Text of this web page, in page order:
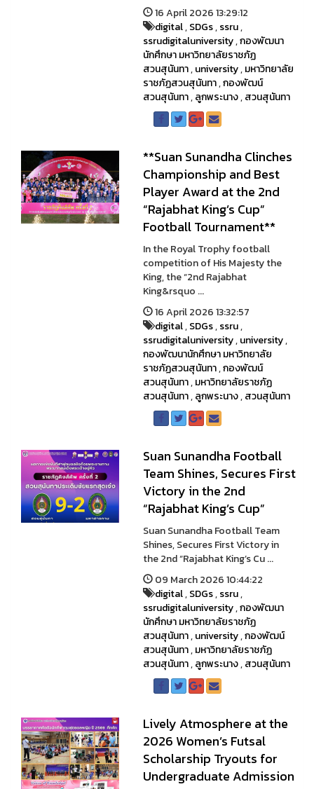
16 April 2026 13:29:12
digital,SDGs,ssru,
ssrudigitaluniversity,กองพัฒนา
นักศึกษา มหาวิทยาลัยราชภัฏ
สวนสุนันทา,university,มหาวิทยาลัย
ราชภัฏสวนสุนันทา,กองพัฒน์
สวนสุนันทา,ลูกพระนาง,สวนสุนันทา
**Suan Sunandha Clinches
Championship and Best
Player Award at the 2nd
“Rajabhat King’s Cup”
Football Tournament**
In the Royal Trophy football
competition of His Majesty the
King, the “2nd Rajabhat
King&rsquo ...
16 April 2026 13:32:57
digital,SDGs,ssru,
ssrudigitaluniversity,university,
กองพัฒนานักศึกษา มหาวิทยาลัย
ราชภัฏสวนสุนันทา,กองพัฒน์
สวนสุนันทา,มหาวิทยาลัยราชภัฏ
สวนสุนันทา,ลูกพระนาง,สวนสุนันทา
Suan Sunandha Football
Team Shines, Secures First
Victory in the 2nd
“Rajabhat King’s Cup”
Suan Sunandha Football Team
Shines, Secures First Victory in
the 2nd “Rajabhat King’s Cu ...
09 March 2026 10:44:22
digital,SDGs,ssru,
ssrudigitaluniversity,กองพัฒนา
นักศึกษา มหาวิทยาลัยราชภัฏ
สวนสุนันทา,university,กองพัฒน์
สวนสุนันทา,มหาวิทยาลัยราชภัฏ
สวนสุนันทา,ลูกพระนาง,สวนสุนันทา
Lively Atmosphere at the
2026 Women’s Futsal
Scholarship Tryouts for
Undergraduate Admission